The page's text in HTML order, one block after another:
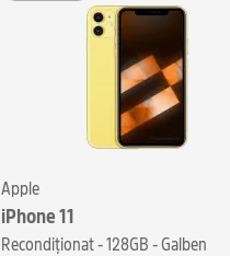
Apple
iPhone 11
Recondiționat - 128GB - Galben